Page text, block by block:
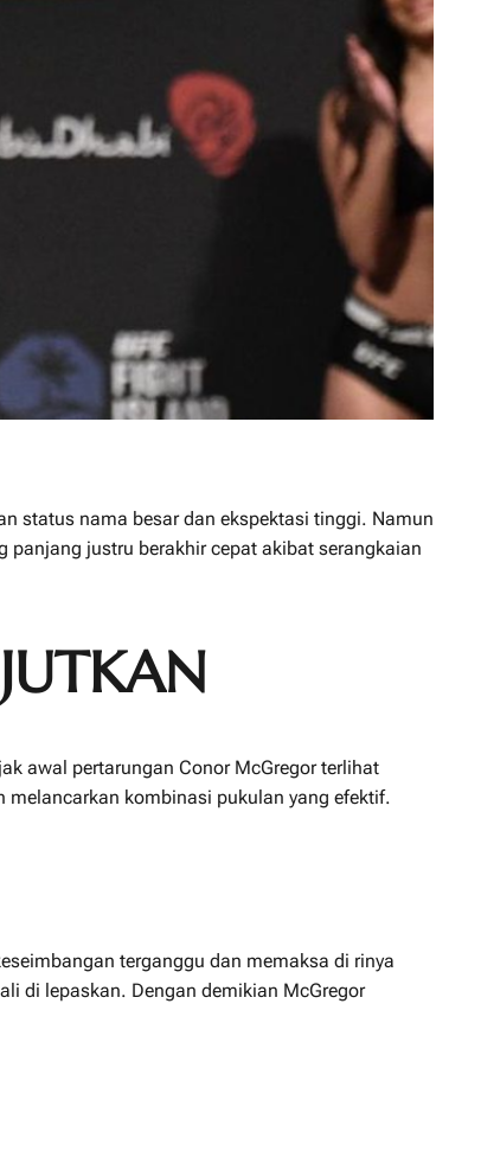
status nama besar dan ekspektasi tinggi. Namun
justru berakhir cepat akibat serangkaian
awal pertarungan Conor McGregor terlihat
kombinasi pukulan yang efektif.
terganggu dan memaksa di rinya
di lepaskan. Dengan demikian McGregor